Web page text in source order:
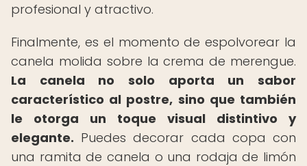
profesional y atractivo.
Finalmente, es el momento de espolvorear la
canela molida sobre la crema de merengue.
La canela no solo aporta un sabor
característico al postre, sino que también
le otorga un toque visual distintivo y
elegante. Puedes decorar cada copa con
una ramita de canela o una rodaja de limón